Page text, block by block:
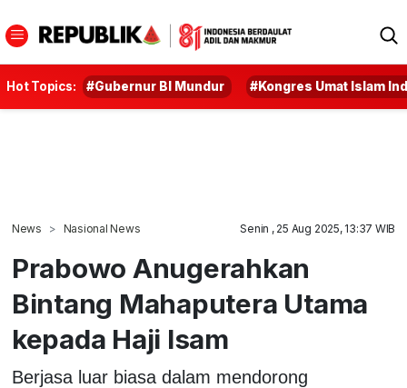
Hot Topics: #Gubernur BI Mundur #Kongres Umat Islam
News Nasional News Senin , 25 Aug 2025, 13:37 WIB
Prabowo Anugerahkan
Bintang Mahaputera Utama
kepada Haji Isam
Berjasa luar biasa dalam mendorong